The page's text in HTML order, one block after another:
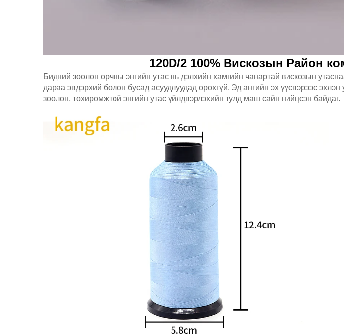
120D/2 100% Вискозын Район
Бидний зөөлөн орчны энгийн утас нь дэлхийн хамгийн чанартай вискозын
дараа эвдэрхий болон бусад асуудлуудад орохгүй. Эд ангийн эх үүсвэрээс
зөөлөн, тохиромжтой энгийн утас үйлдвэрлэхийн тулд маш сайн нийцсэн байдаг.